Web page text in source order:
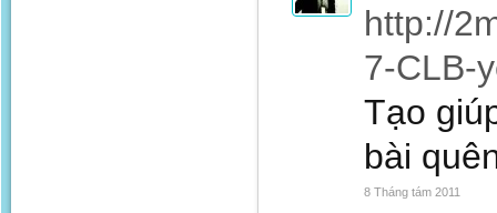
http://
7-CLB-
Tạo
bài
8 Tháng tám 2011